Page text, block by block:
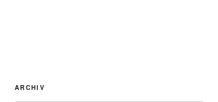
ARCHIV